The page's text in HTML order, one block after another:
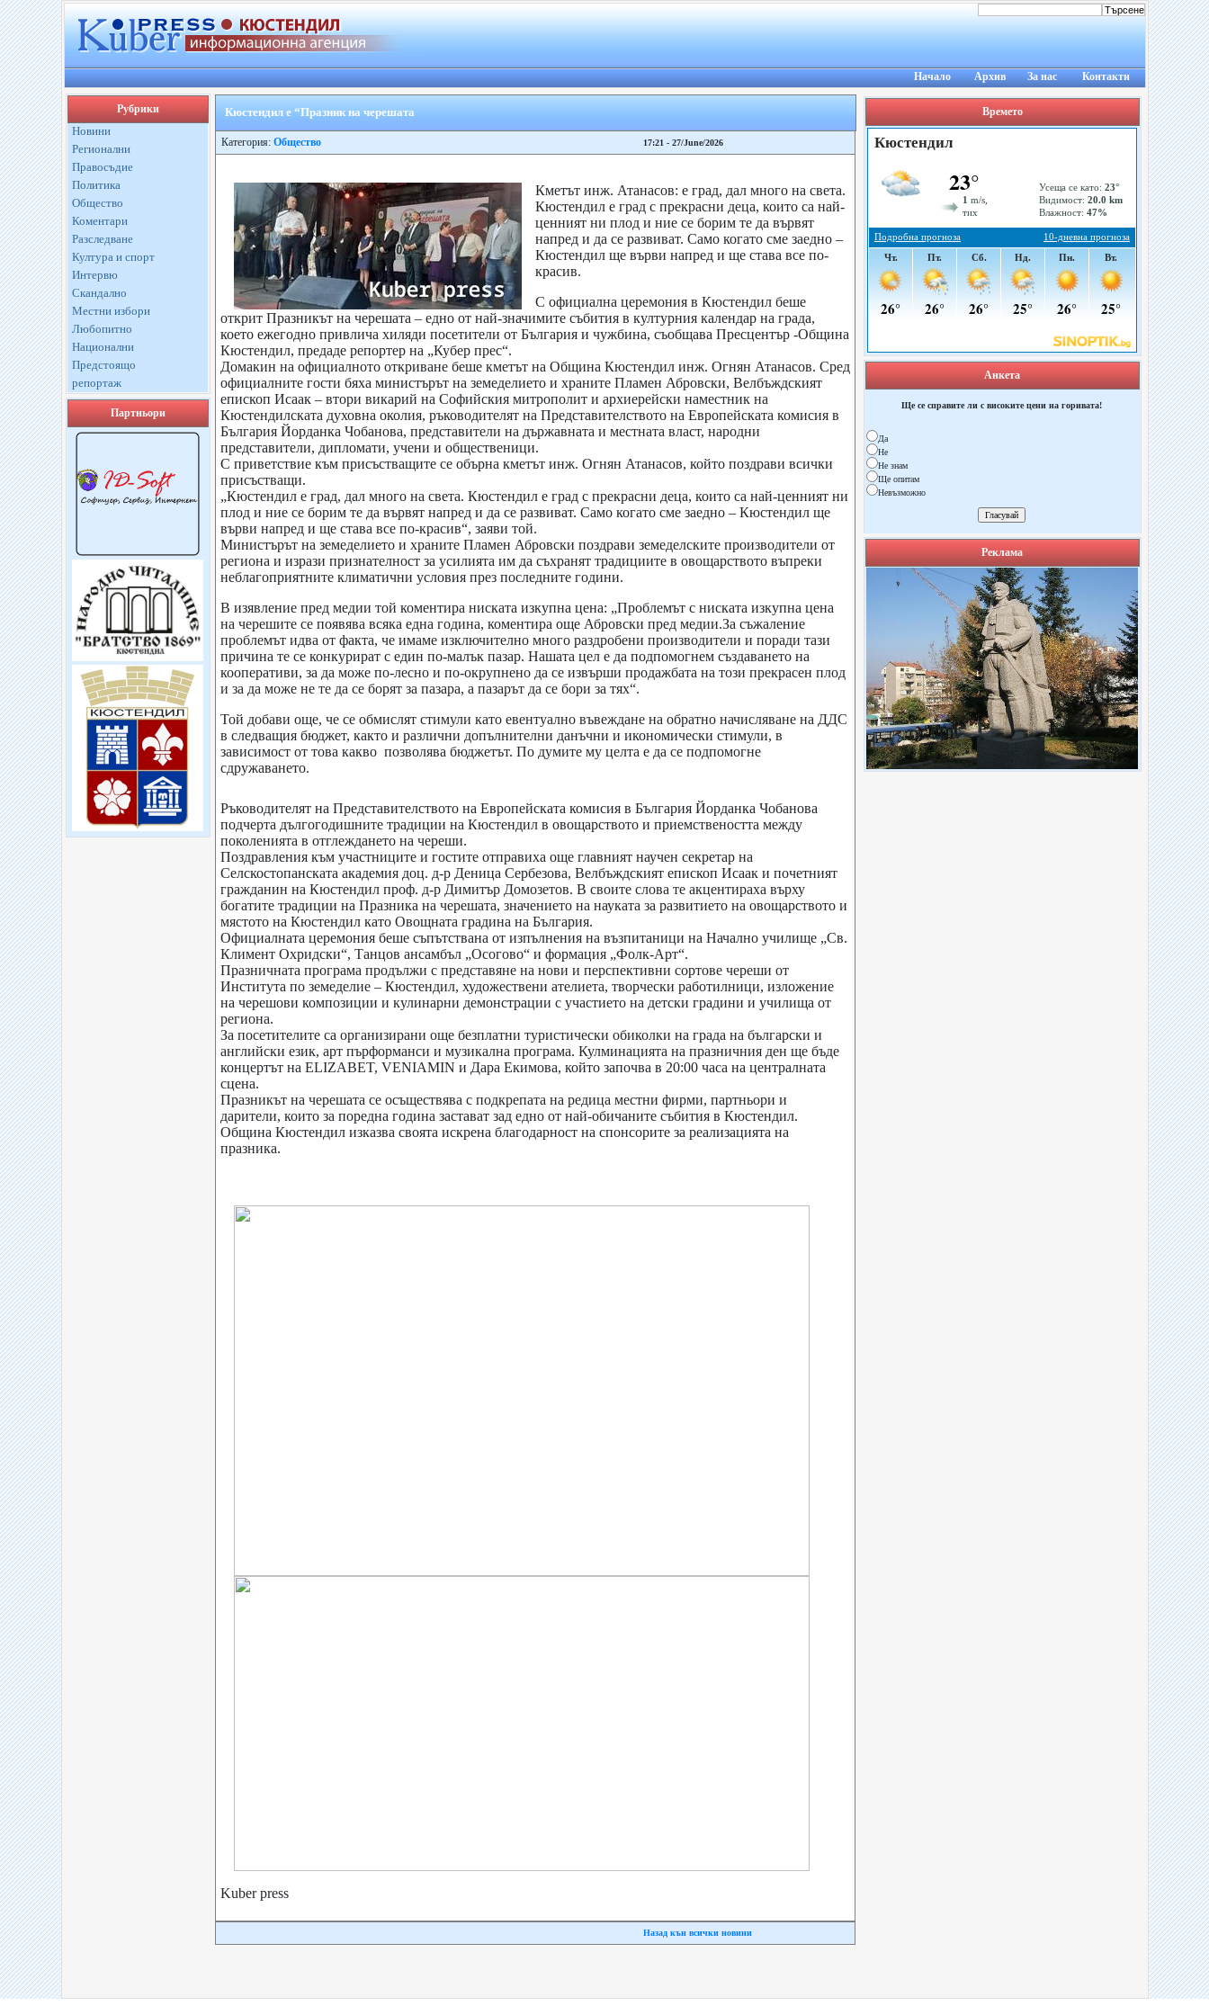
Начало Архив За нас Контакти
Рубрики
Новини
Регионални
Правосъдие
Политика
Общество
Коментари
Разследване
Култура и спорт
Интервю
Скандално
Местни избори
Любопитно
Национални
Предстоящо
репортаж
Партньори
Кюстендил е “Празник на черешата
Категория: Общество 17:21 - 27/June/2026
Кметът инж. Атанасов: е град, дал много на света.
Кюстендил е град с прекрасни деца, които са най-
ценният ни плод и ние се борим те да вървят
напред и да се развиват. Само когато сме заедно –
Кюстендил ще върви напред и ще става все по-
красив.
С официална церемония в Кюстендил беше
открит Празникът на черешата – едно от най-значимите събития в културния календар на града,
което ежегодно привлича хиляди посетители от България и чужбина, съобщава Пресцентър -Община
Кюстендил, предаде репортер на „Кубер прес“.
Домакин на официалното откриване беше кметът на Община Кюстендил инж. Огнян Атанасов. Сред
официалните гости бяха министърът на земеделието и храните Пламен Абровски, Велбъждският
епископ Исаак – втори викарий на Софийския митрополит и архиерейски наместник на
Кюстендилската духовна околия, ръководителят на Представителството на Европейската комисия в
България Йорданка Чобанова, представители на държавната и местната власт, народни
представители, дипломати, учени и общественици.
С приветствие към присъстващите се обърна кметът инж. Огнян Атанасов, който поздрави всички
присъстващи.
„Кюстендил е град, дал много на света. Кюстендил е град с прекрасни деца, които са най-ценният ни
плод и ние се борим те да вървят напред и да се развиват. Само когато сме заедно – Кюстендил ще
върви напред и ще става все по-красив“, заяви той.
Министърът на земеделието и храните Пламен Абровски поздрави земеделските производители от
региона и изрази признателност за усилията им да съхранят традициите в овощарството въпреки
неблагоприятните климатични условия през последните години.
В изявление пред медии той коментира ниската изкупна цена: „Проблемът с ниската изкупна цена
на черешите се появява всяка една година, коментира още Абровски пред медии.За съжаление
проблемът идва от факта, че имаме изключително много раздробени производители и поради тази
причина те се конкурират с един по-малък пазар. Нашата цел е да подпомогнем създаването на
кооперативи, за да може по-лесно и по-окрупнено да се извърши продажбата на този прекрасен плод
и за да може не те да се борят за пазара, а пазарът да се бори за тях“.
Той добави още, че се обмислят стимули като евентуално въвеждане на обратно начисляване на ДДС
в следващия бюджет, както и различни допълнителни данъчни и икономически стимули, в
зависимост от това какво позволява бюджетът. По думите му целта е да се подпомогне
сдружаването.
Ръководителят на Представителството на Европейската комисия в България Йорданка Чобанова
подчерта дългогодишните традиции на Кюстендил в овощарството и приемствеността между
поколенията в отглеждането на череши.
Поздравления към участниците и гостите отправиха още главният научен секретар на
Селскостопанската академия доц. д-р Деница Сербезова, Велбъждският епископ Исаак и почетният
гражданин на Кюстендил проф. д-р Димитър Домозетов. В своите слова те акцентираха върху
богатите традиции на Празника на черешата, значението на науката за развитието на овощарството и
мястото на Кюстендил като Овощната градина на България.
Официалната церемония беше съпътствана от изпълнения на възпитаници на Начално училище „Св.
Климент Охридски“, Танцов ансамбъл „Осогово“ и формация „Фолк-Арт“.
Празничната програма продължи с представяне на нови и перспективни сортове череши от
Института по земеделие – Кюстендил, художествени ателиета, творчески работилници, изложение
на черешови композиции и кулинарни демонстрации с участието на детски градини и училища от
региона.
За посетителите са организирани още безплатни туристически обиколки на града на български и
английски език, арт пърформанси и музикална програма. Кулминацията на празничния ден ще бъде
концертът на ELIZABET, VENIAMIN и Дара Екимова, който започва в 20:00 часа на централната
сцена.
Празникът на черешата се осъществява с подкрепата на редица местни фирми, партньори и
дарители, които за поредна година застават зад едно от най-обичаните събития в Кюстендил.
Община Кюстендил изказва своята искрена благодарност на спонсорите за реализацията на
празника.
Kuber press
Назад кън всички новини
Времето
Анкета
Ще се справите ли с високите цени на горивата!
Да
Не
Не знам
Ще опитам
Невъзможно
Реклама